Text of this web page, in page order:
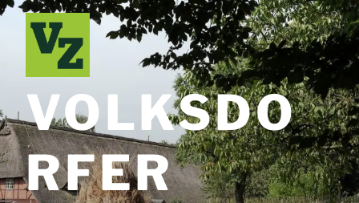
Zum
Inhalt
springen
VOLKSDO
RFER